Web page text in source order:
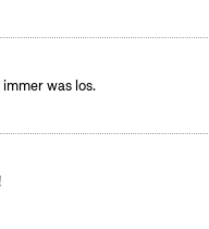
was los.